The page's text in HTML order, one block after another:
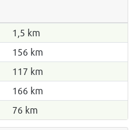
1,5 km
156 km
117 km
166 km
76 km